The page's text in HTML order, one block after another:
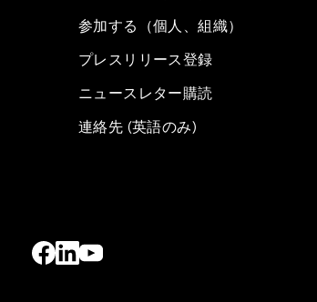
参加する（個人、組織）
プレスリリース登録
ニュースレター購読
連絡先 (英語のみ)